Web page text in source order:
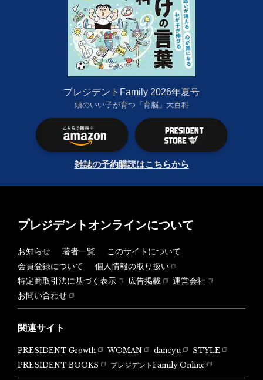
プレジデントFamily 2026年夏号
頭のいい子が育つ「育脳」大百科
雑誌の予約購読はこちらから
プレジデントオンラインについて
お知らせ 著者一覧
このサイトについて
会員登録について
個人情報の取り扱い
特定商取引法に基づく表示
広告掲載
運営会社
お問い合わせ
関連サイト
PRESIDENT Growth WOMAN dancyu
STYLE
PRESIDENT BOOKS
プレジデントFamily Online